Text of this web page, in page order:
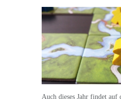
Auch dieses Jahr findet auf